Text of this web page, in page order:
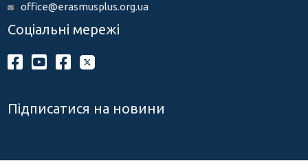
office@erasmusplus.org.ua
Соціальні мережі
Підписатися на новини